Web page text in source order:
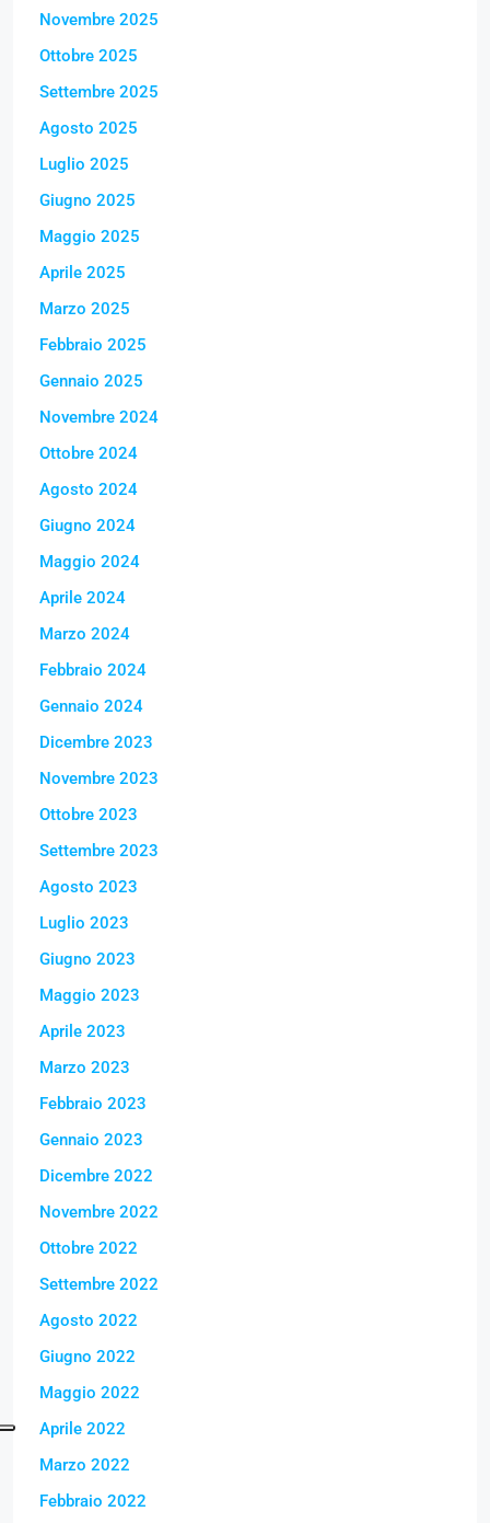
Novembre 2025
Ottobre 2025
Settembre 2025
Agosto 2025
Luglio 2025
Giugno 2025
Maggio 2025
Aprile 2025
Marzo 2025
Febbraio 2025
Gennaio 2025
Novembre 2024
Ottobre 2024
Agosto 2024
Giugno 2024
Maggio 2024
Aprile 2024
Marzo 2024
Febbraio 2024
Gennaio 2024
Dicembre 2023
Novembre 2023
Ottobre 2023
Settembre 2023
Agosto 2023
Luglio 2023
Giugno 2023
Maggio 2023
Aprile 2023
Marzo 2023
Febbraio 2023
Gennaio 2023
Dicembre 2022
Novembre 2022
Ottobre 2022
Settembre 2022
Agosto 2022
Giugno 2022
Maggio 2022
Aprile 2022
Marzo 2022
Febbraio 2022